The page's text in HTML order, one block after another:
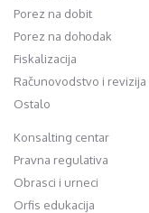
Porez na dobit
Porez na dohodak
Fiskalizacija
Računovodstvo i revizija
Ostalo
Konsalting centar
Pravna regulativa
Obrasci i urneci
Orfis edukacija